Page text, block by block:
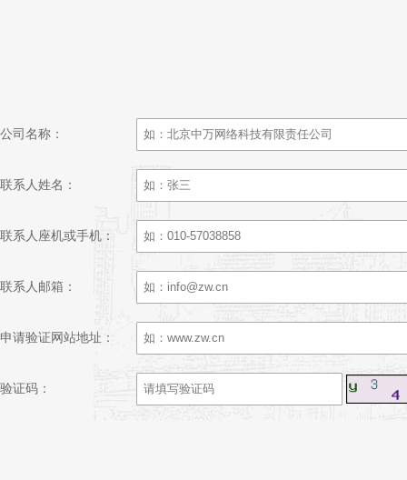
公司名称：
联系人姓名：
联系人座机或手机：
联系人邮箱：
申请验证网站地址：
验证码：